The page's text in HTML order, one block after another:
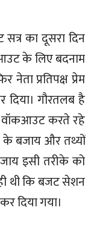
का दूसरा दिन
के लिए बदनाम
प्रतिपक्ष प्रेम
गौरतलब है
वॉकआउट करते रहे
बजाय और तथ्यों
इसी तरीके को
थी कि बजट सेशन
दिया गया।